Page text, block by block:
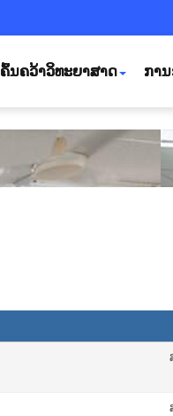
ຄົ້ນຄວ້າວິທະຍາສາດ ກາ